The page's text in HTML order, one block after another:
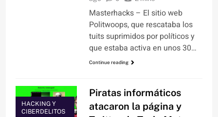
Masterhacks – El sitio web
Politwoops, que rescataba los
tuits suprimidos por políticos y
que estaba activa en unos 30…
Continue reading
HACKING Y
CIBERDELITOS
Piratas informáticos
atacaron la página y